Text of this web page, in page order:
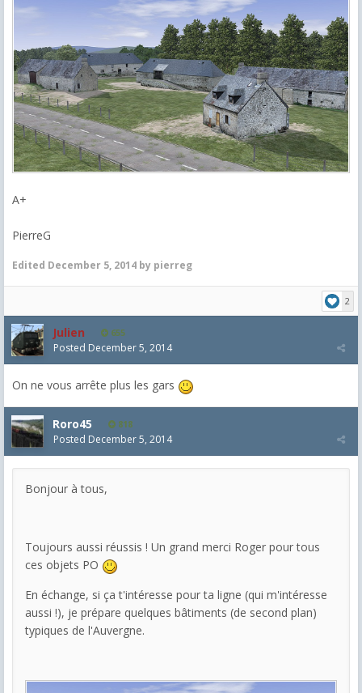
A+
PierreG
Edited December 5, 2014 by pierreg
2
Julien 655
Posted December 5, 2014
On ne vous arrête plus les gars
Roro45 818
Posted December 5, 2014
Bonjour à tous,
Toujours aussi réussis ! Un grand merci Roger pour tous
ces objets PO
En échange, si ça t'intéresse pour ta ligne (qui m'intéresse
aussi !), je prépare quelques bâtiments (de second plan)
typiques de l'Auvergne.